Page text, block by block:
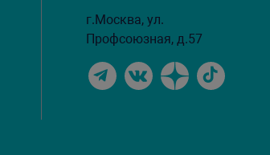
г.Москва, ул.
Профсоюзная, д.57